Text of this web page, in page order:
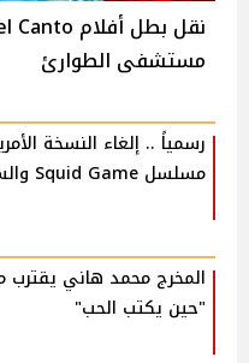
مستشفى الطوارئ
رسمياً .. إلغاء النسخة
مسلسل Squid Game والسبب صادم
المخرج محمد هاني يقترب
"حين يكتب الحب"